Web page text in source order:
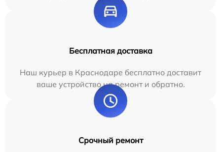
Бесплатная доставка
Наш курьер в Краснодаре бесплатно доставит
ваше устройство на ремонт и обратно.
Срочный ремонт